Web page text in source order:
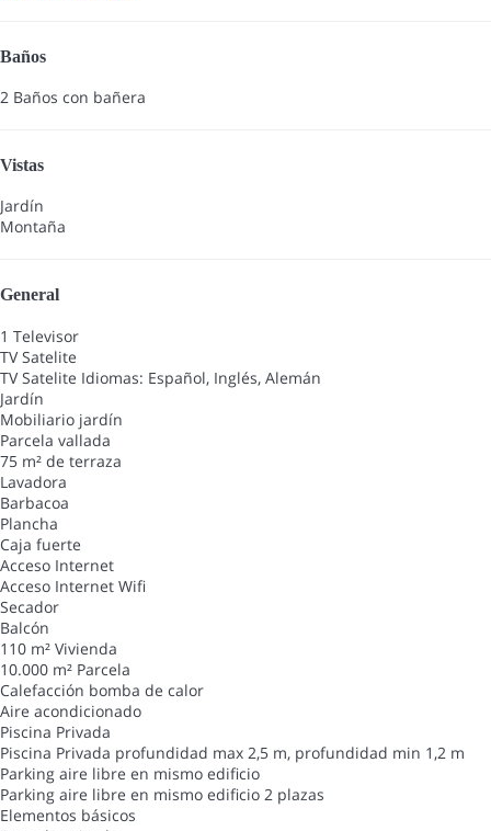
Baños
2 Baños con bañera
Vistas
Jardín
Montaña
General
1 Televisor
TV Satelite
TV Satelite Idiomas: Español, Inglés, Alemán
Jardín
Mobiliario jardín
Parcela vallada
75 m² de terraza
Lavadora
Barbacoa
Plancha
Caja fuerte
Acceso Internet
Acceso Internet Wifi
Secador
Balcón
110 m² Vivienda
10.000 m² Parcela
Calefacción bomba de calor
Aire acondicionado
Piscina Privada
Piscina Privada profundidad max 2,5 m, profundidad min 1,2 m
Parking aire libre en mismo edificio
Parking aire libre en mismo edificio 2 plazas
Elementos básicos